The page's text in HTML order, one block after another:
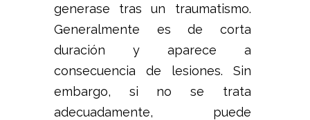
generase tras un traumatismo.
Generalmente es de corta
duración y aparece a
consecuencia de lesiones. Sin
embargo, si no se trata
adecuadamente, puede